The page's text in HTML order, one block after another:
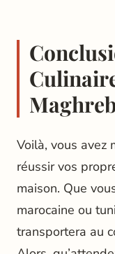
Voilà, vous avez
réussir vos
maison. Que
marocaine ou
transportera au